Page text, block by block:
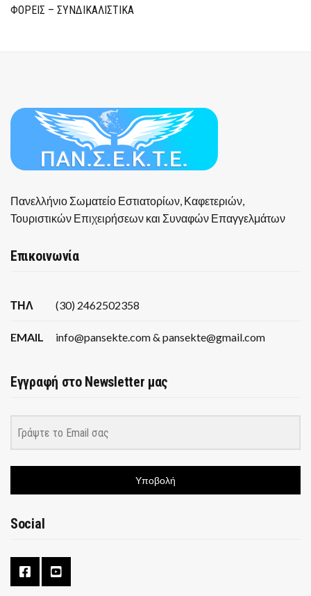
ΦΟΡΕΙΣ – ΣΥΝΔΙΚΑΛΙΣΤΙΚΑ
Πανελλήνιο Σωματείο Εστιατορίων, Καφετεριών,
Τουριστικών Επιχειρήσεων και Συναφών Επαγγελμάτων
Επικοινωνία
ΤΗΛ (30) 2462502358
EMAIL info@pansekte.com & pansekte@gmail.com
Εγγραφή στο Newsletter μας
Υποβολή
Social